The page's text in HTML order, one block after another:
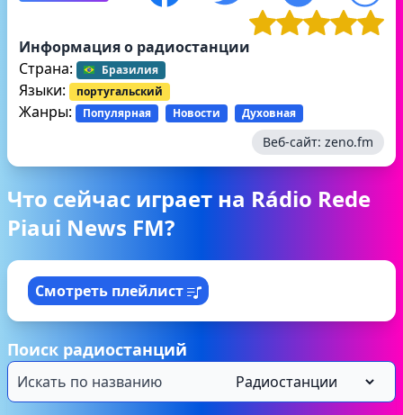
Информация о радиостанции
Страна:
Бразилия
Языки: португальский
Жанры: Популярная Новости Духовная
Веб-сайт: zeno.fm
Что сейчас играет на Rádio Rede
Piaui News FM?
Смотреть плейлист
Поиск радиостанций